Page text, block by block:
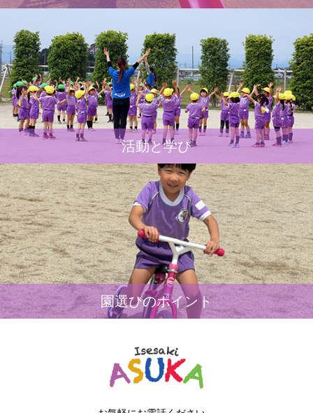
活動と学び
園選びのポイント